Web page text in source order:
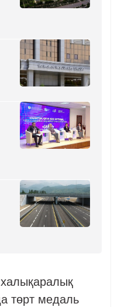
төрт медаль